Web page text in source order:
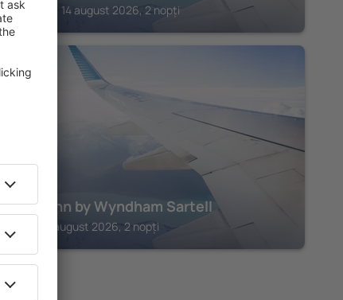
Waite Park, 14 august 2026, 2 nopți
SARTELL
AmericInn by Wyndham Sartell
Sartell, 14 august 2026, 2 nopți